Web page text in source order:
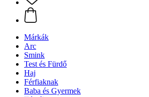
Márkák
Arc
Smink
Test és Fürdő
Haj
Férfiaknak
Baba és Gyermek